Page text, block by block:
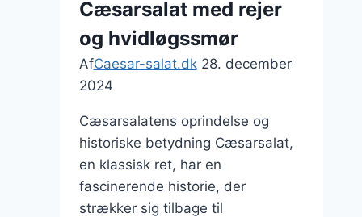
Cæsarsalat med rejer
og hvidløgssmør
AfCaesar-salat.dk 28. december
2024
Cæsarsalatens oprindelse og
historiske betydning Cæsarsalat,
en klassisk ret, har en
fascinerende historie, der
strækker sig tilbage til